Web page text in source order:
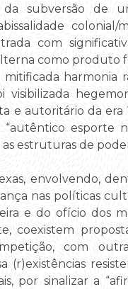
da subversão de
com
como produto
mitificada harmonia
visibilizada
e autoritário da era
“autêntico esporte
estruturas de
envolvendo,
nas políticas
e do ofício dos
coexistem
com
(r)existências
por sinalizar a